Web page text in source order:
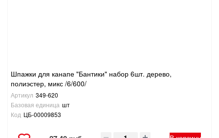
Шпажки для канапе "Бантики" набор 6шт. дерево,
полиэстер, микс /6/600/
Артикул 349-620
Базовая единица шт
Код ЦБ-00009853